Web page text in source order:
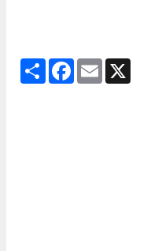
Share Facebook
Email